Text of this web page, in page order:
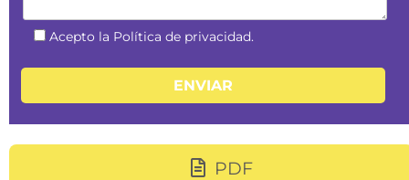
Acepto la Política de privacidad.
PDF